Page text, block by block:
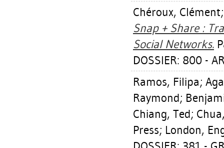
Chéroux, Clément
Snap + Share :
Social Networks.
DOSSIER: 800 -
Ramos, Filipa;
Raymond;
Chiang, Ted;
Press; London,